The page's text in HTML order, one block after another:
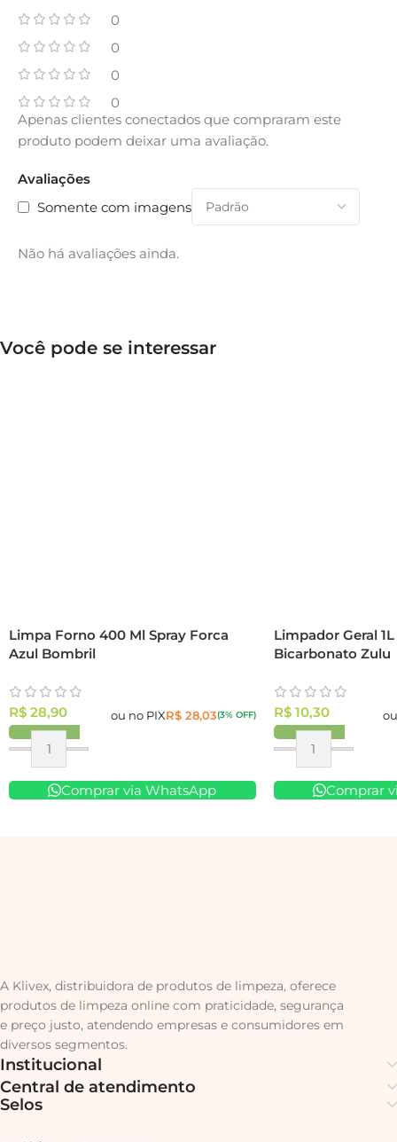
0
0
0
0
Avaliações
Somente com imagens
Não há avaliações ainda.
Apenas clientes conectados que compraram este
produto podem deixar uma avaliação.
Você pode se interessar
Limpa Forno 400 Ml Spray Forca
Azul Bombril
R$ 28,90 ou no PIXR$28,03(3% OFF)
Comprar via WhatsApp
Limpador Geral
Bicarbonato Zulu
R$10,30
Comprar
A Klivex, distribuidora de produtos de limpeza, oferece
produtos de limpeza online com praticidade, segurança
e preço justo, atendendo empresas e consumidores em
diversos segmentos.
Institucional
Central de atendimento
Selos